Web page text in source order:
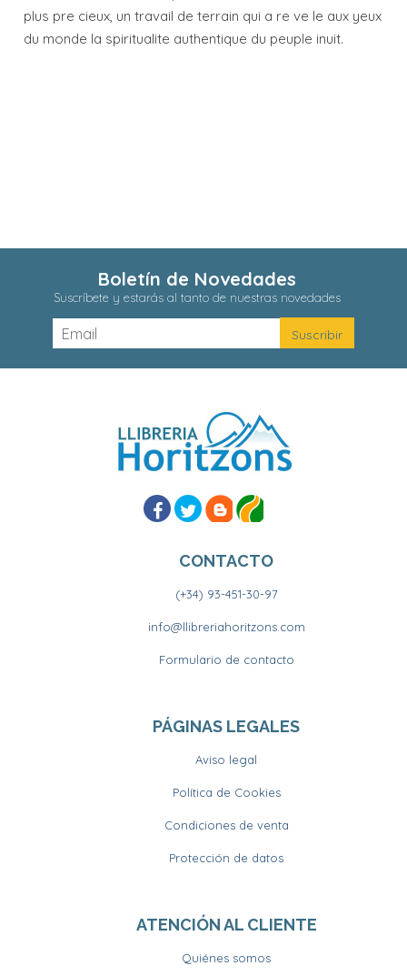
plus pre cieux, un travail de terrain qui a re ve le aux yeux
du monde la spiritualite authentique du peuple inuit.
Boletín de Novedades
Suscríbete y estarás al tanto de nuestras novedades
CONTACTO
(+34) 93-451-30-97
info@llibreriahoritzons.com
Formulario de contacto
PÁGINAS LEGALES
Aviso legal
Política de Cookies
Condiciones de venta
Protección de datos
ATENCIÓN AL CLIENTE
Quiénes somos